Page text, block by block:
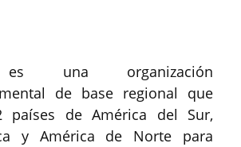
es una organización
de base regional que
países de América del Sur,
y América de Norte para